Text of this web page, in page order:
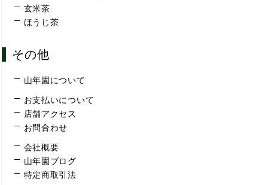
玄米茶
ほうじ茶
その他
山年園について
お支払いについて
店舗アクセス
お問合わせ
会社概要
山年園ブログ
特定商取引法